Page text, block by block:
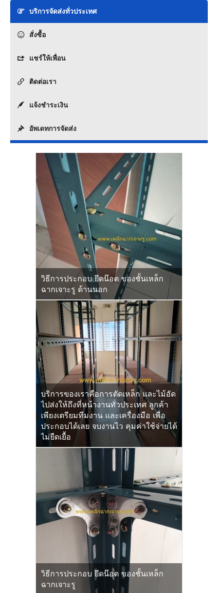
บริการจัดส่งทั่วประเทศ
สั่งซื้อ
แชร์ให้เพื่อน
ติดต่อเรา
แจ้งชำระเงิน
อัพเดทการจัดส่ง
วิธีการประกอบ ยึดน๊อต ของชั้นเหล็ก
ฉากเจาะรู ด้านนอก
บริการของเราคือการตัดเหล็ก และไม้อัด
ไปส่งให้ถึงที่หน้างานทั่วประเทศ ลูกค้า
เพียงเตรียมทีมงาน และเครื่องมือ เพื่อ
ประกอบได้เลย จบงานไว คุมค่าใช้จ่ายได้
ไม่ยืดเยื้อ
วิธีการประกอบ ยึดน๊อต ของชั้นเหล็ก
ฉากเจาะรู